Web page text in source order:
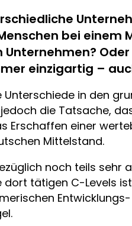
bei
einzigartig –
in den
die Tatsache,
Erschaffen einer
Mittelstand.
noch teils sehr
dort tätigen C-Levels